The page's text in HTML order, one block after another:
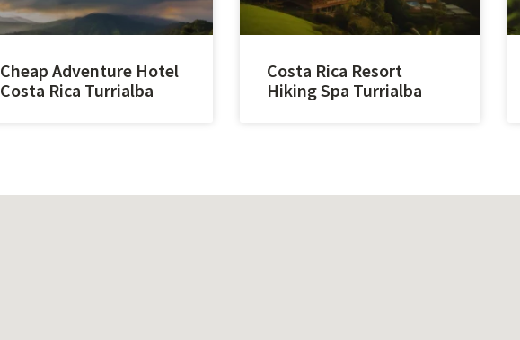
Cheap Adventure Hotel
Costa Rica Turrialba
Costa Rica Resort
Hiking Spa Turrialba